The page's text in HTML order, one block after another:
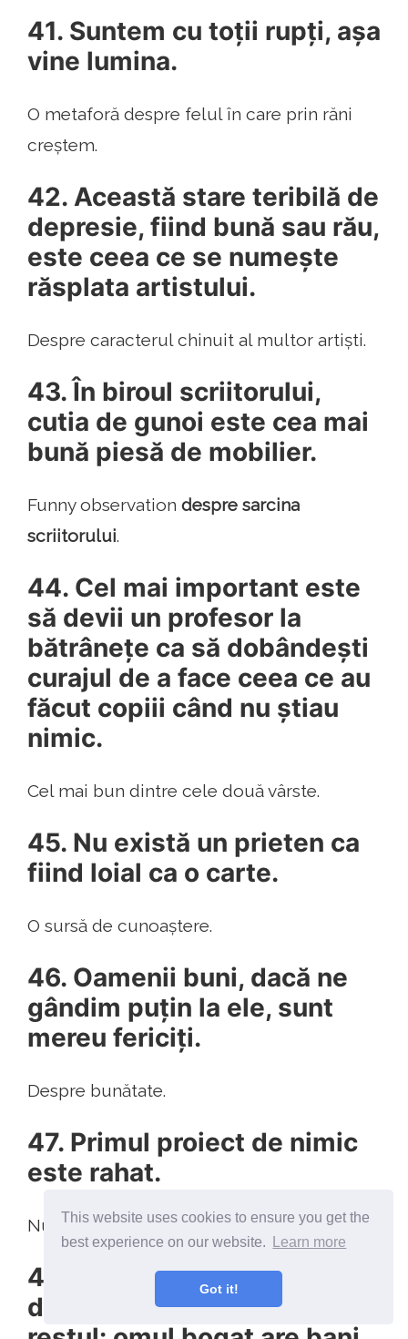
This website uses cookies to ensure you get the
best experience on our website.
Learn more
Got it!
41. Suntem cu toții rupți, așa
vine lumina.
O metaforă despre felul în care prin răni
creștem.
42. Această stare teribilă de
depresie, fiind bună sau rău,
este ceea ce se numește
răsplata artistului.
Despre caracterul chinuit al multor artiști.
43. În biroul scriitorului,
cutia de gunoi este cea mai
bună piesă de mobilier.
Funny observation despre sarcina
scriitorului.
44. Cel mai important este
să devii un profesor la
bătrânețe ca să dobândești
curajul de a face ceea ce au
făcut copiii când nu știau
nimic.
Cel mai bun dintre cele două vârste.
45. Nu există un prieten ca
fiind loial ca o carte.
O sursă de cunoaștere.
46. ​​Oamenii buni, dacă ne
gândim puțin la ele, sunt
mereu fericiți.
Despre bunătate.
47. Primul proiect de nimic
este rahat.
Nu te descuraja.
48. Există ceva care
diferențiază bogatul de